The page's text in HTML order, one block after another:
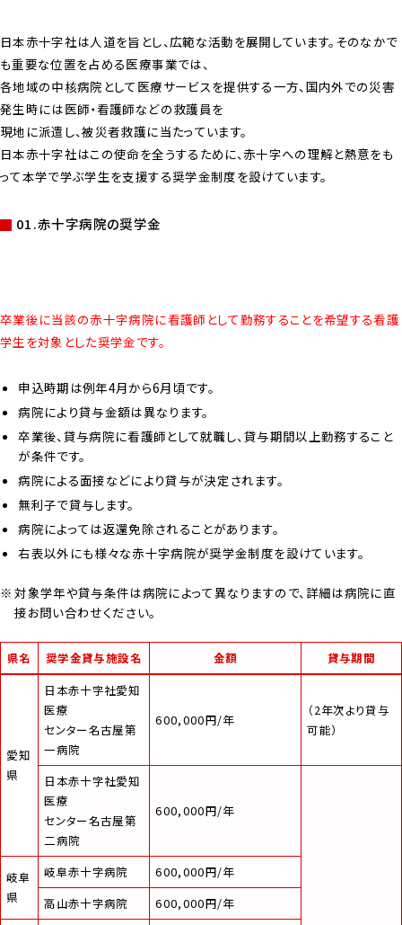
日本赤十字社は人道を旨とし、広範な活動を展開しています。そのなかで
も重要な位置を占める医療事業では、
各地域の中核病院として医療サービスを提供する一方、国内外での災害
発生時には医師・看護師などの救護員を
現地に派遣し、被災者救護に当たっています。
日本赤十字社はこの使命を全うするために、赤十字への理解と熱意をも
って本学で学ぶ学生を支援する奨学金制度を設けています。
01.赤十字病院の奨学金
卒業後に当該の赤十字病院に看護師として勤務することを希望する看護
学生を対象とした奨学金です。
申込時期は例年4月から6月頃です。
病院により貸与金額は異なります。
卒業後、貸与病院に看護師として就職し、貸与期間以上勤務すること
が条件です。
病院による面接などにより貸与が決定されます。
無利子で貸与します。
病院によっては返還免除されることがあります。
右表以外にも様々な赤十字病院が奨学金制度を設けています。
対象学年や貸与条件は病院によって異なりますので、詳細は病院に直
接お問い合わせください。
県名 奨学金貸与施設名 金額 貸与期間
愛知
県
日本赤十字社愛知
医療
センター名古屋第
一病院
600,000円/年
（2年次より貸与
可能）
日本赤十字社愛知
医療
センター名古屋第
二病院
600,000円/年
岐阜
県
岐阜赤十字病院
600,000円/年
高山赤十字病院
600,000円/年